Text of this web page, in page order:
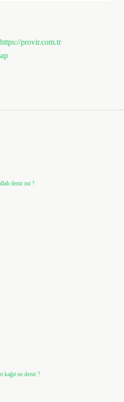
https://provir.com.tr
denir mi ?
kağıt ne denir ?